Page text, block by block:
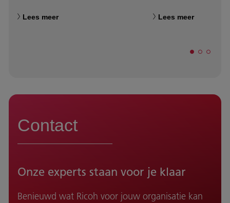
Lees meer Lees meer
Contact
Onze experts staan voor je klaar
Benieuwd wat Ricoh voor jouw organisatie kan